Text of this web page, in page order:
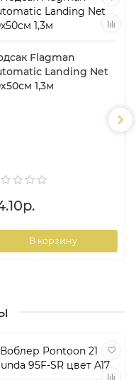
Flagman
Landing Net
1,3м
В корзину